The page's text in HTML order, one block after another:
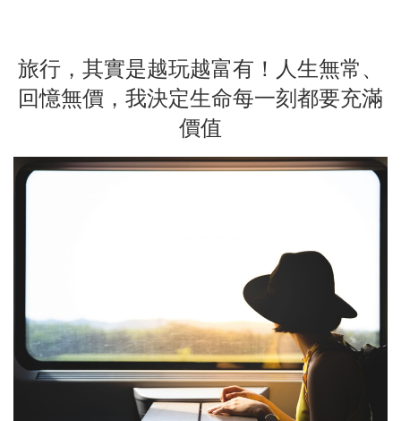
旅行，其實是越玩越富有！人生無常、
回憶無價，我決定生命每一刻都要充滿
價值